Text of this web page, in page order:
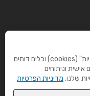
לידיעתכם, באתר זה נעשה שימוש ב"קבצי עוגיות" (cookies) וכלים דומים
אישית וניתוחים
שלנו. מדיניות הפרטיות